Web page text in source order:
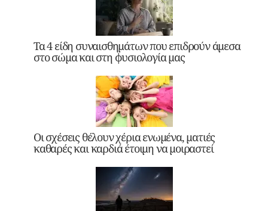
Τα 4 είδη συναισθημάτων που επιδρούν άμεσα
στο σώμα και στη φυσιολογία μας
Οι σχέσεις θέλουν χέρια ενωμένα, ματιές
καθαρές και καρδιά έτοιμη να μοιραστεί